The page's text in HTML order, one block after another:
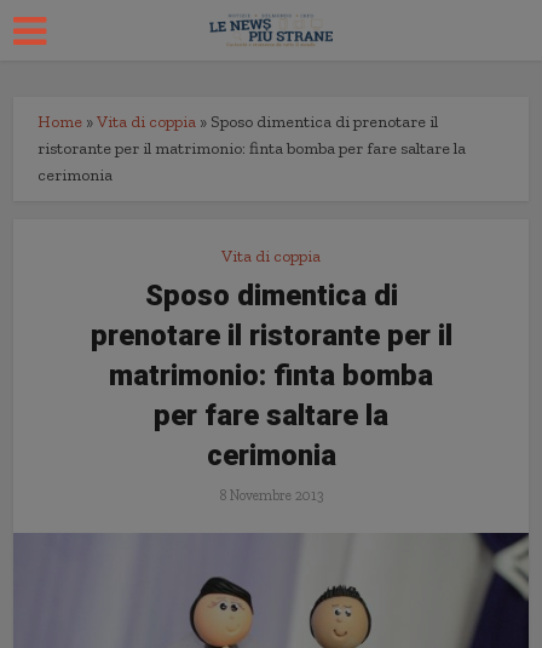
Home »Vita di coppia » Sposo dimentica di prenotare il
ristorante per il matrimonio: finta bomba per fare saltare la
cerimonia
Vita di coppia
Sposo dimentica di
prenotare il ristorante per il
matrimonio: finta bomba
per fare saltare la
cerimonia
8 Novembre 2013